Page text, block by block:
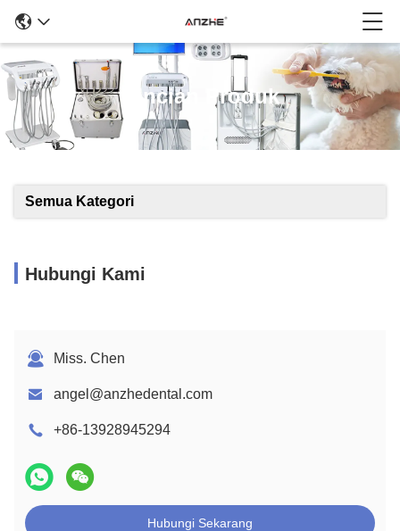
Rincian Produk
Semua Kategori
Hubungi Kami
Miss. Chen
angel@anzhedental.com
+86-13928945294
Hubungi Sekarang